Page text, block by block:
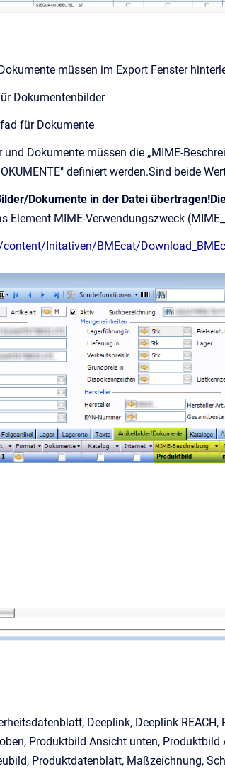
müssen im Export Fenster
Dokumentenbilder
für Dokumente
Dokumente müssen die „MIME-
definiert werden.Sind beide
Dokumente in der Datei
Element MIME-Verwendungszweck
Initativen/BMEcat/
Deeplink, Deeplink
Produktbild Ansicht unten,
Produktdatenblatt, Maßzeichnung,